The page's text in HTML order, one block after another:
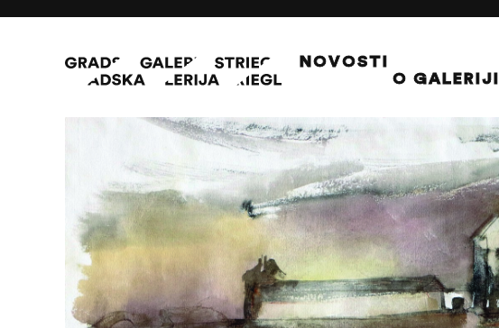
NOVOSTI
O GALERIJI